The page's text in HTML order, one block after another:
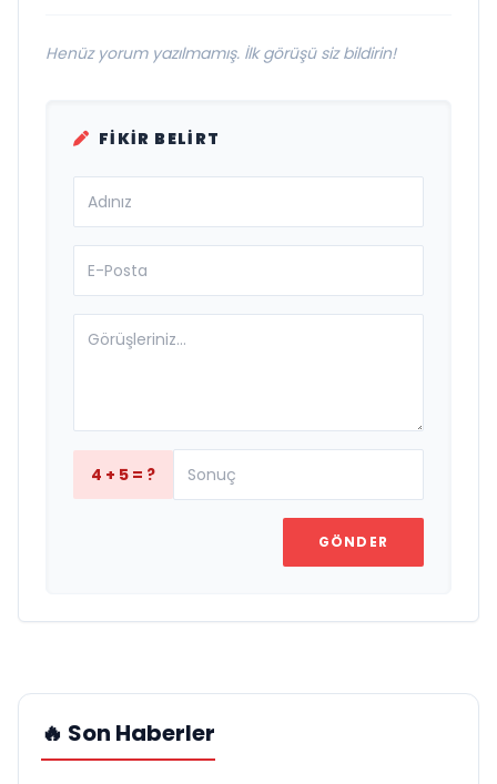
Henüz yorum yazılmamış. İlk görüşü siz bildirin!
FIKIR BELIRT
4 + 5 = ?
GÖNDER
🔥 Son Haberler